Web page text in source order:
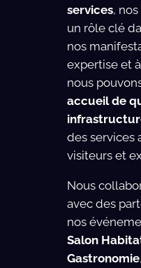
services,
un rôle clé
nos
expertise et
nous
accueil de
des services
visiteurs et
Nous
avec des
nos
Salon
Gastronomie